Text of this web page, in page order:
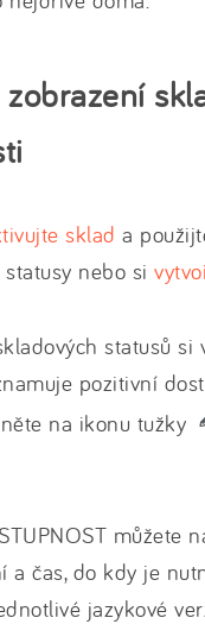
sklad a
nebo si
statusů si
pozitivní
na ikonu tužky
můžete
a čas, do kdy je
jazykové